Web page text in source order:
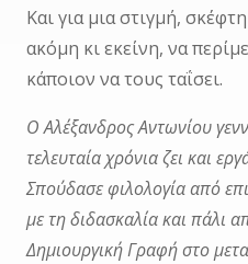
Και για μια στιγμή,
ακόμη κι εκείνη, να
κάποιον να τους ταΐσει.
Ο Αλέξανδρος Αντωνίου
τελευταία χρόνια ζει και
Σπούδασε φιλολογία από
με τη διδασκαλία και πάλι
Δημιουργική Γραφή στο